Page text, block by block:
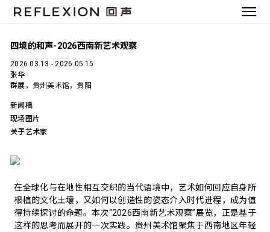
四境的和声-2026西南新艺术观察
2026.03.13 - 2026.05.15
张华
群展，贵州美术馆，贵阳
新闻稿
现场图片
关于艺术家
在全球化与在地性相互交织的当代语境中，艺术如何回应自身所
根植的文化土壤，又如何以创造性的姿态介入时代进程，成为值
得持续探讨的命题。本次“2026西南新艺术观察”展览，正是基于
这样的思考而展开的一次实践。贵州美术馆聚焦于西南地区年轻